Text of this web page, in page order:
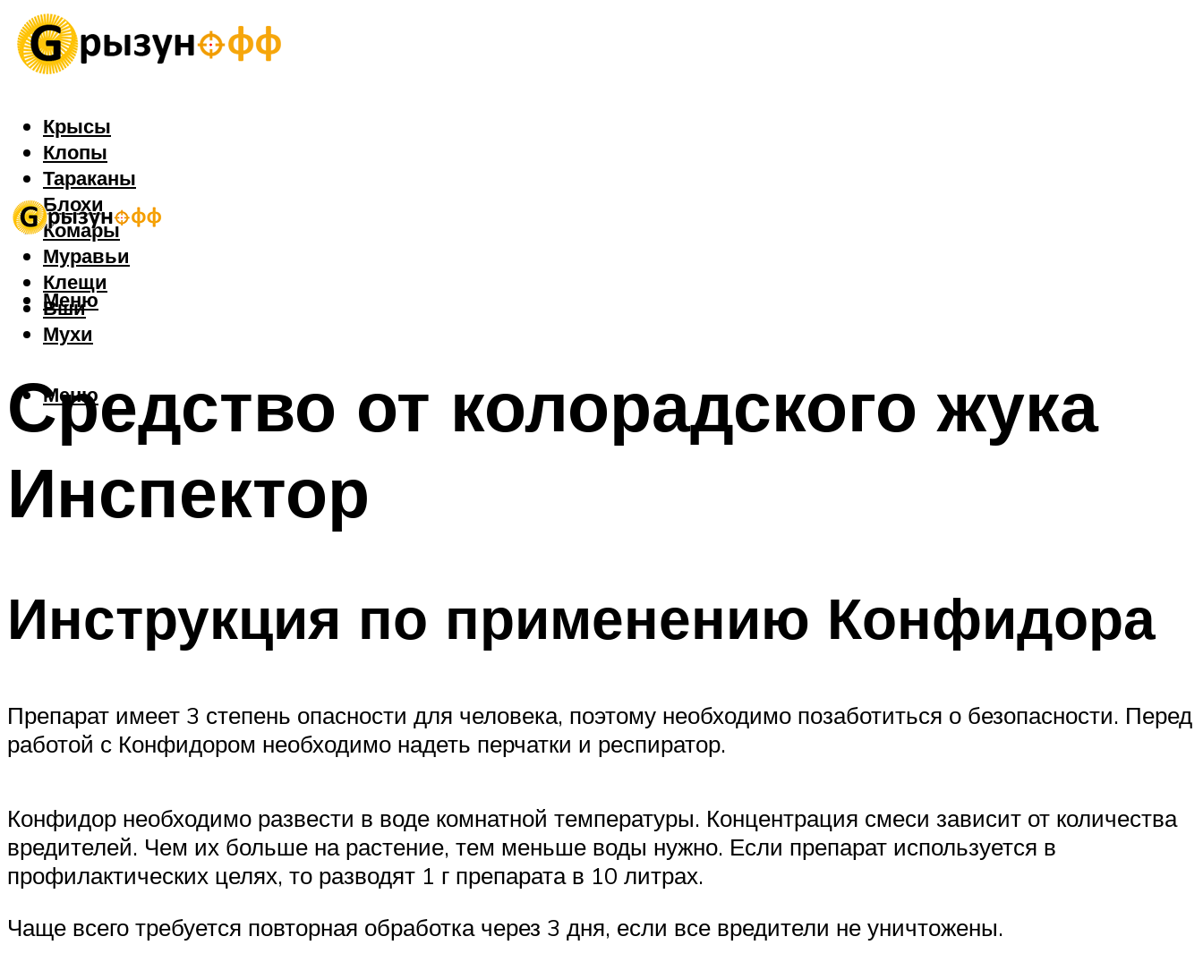
Крысы
Клопы
Тараканы
Блохи
Комары
Муравьи
Клещи
Вши
Мухи
Меню
Меню
Средство от колорадского жука
Инспектор
Инструкция по применению Конфидора
Препарат имеет 3 степень опасности для человека, поэтому необходимо позаботиться о безопасности. Перед
работой с Конфидором необходимо надеть перчатки и респиратор.
Конфидор необходимо развести в воде комнатной температуры. Концентрация смеси зависит от количества
вредителей. Чем их больше на растение, тем меньше воды нужно. Если препарат используется в
профилактических целях, то разводят 1 г препарата в 10 литрах.
Чаще всего требуется повторная обработка через 3 дня, если все вредители не уничтожены.